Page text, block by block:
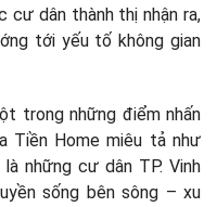
cư dân thành thị nhận ra,
tới yếu tố không gian
trong những điểm nhấn
Tiền Home miêu tả như
những cư dân TP. Vinh
sống bên sông – xu